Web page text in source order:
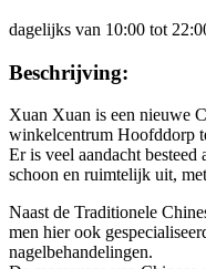
dagelijks van 10:00 tot
Beschrijving:
Xuan Xuan is een nieuwe
winkelcentrum Hoofddorp
Er is veel aandacht
schoon en ruimtelijk uit,
Naast de Traditionele
men hier ook
nagelbehandelingen.